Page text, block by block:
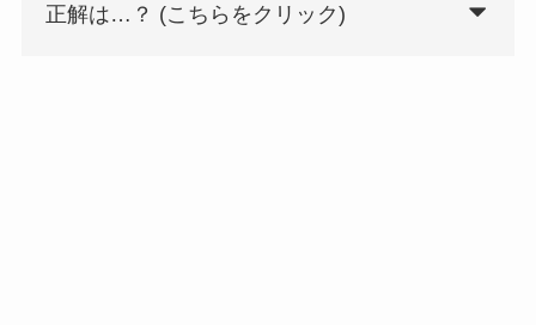
正解は…？ (こちらをクリック)